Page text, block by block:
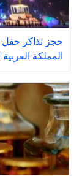
حجز تذاكر حفل
المملكة